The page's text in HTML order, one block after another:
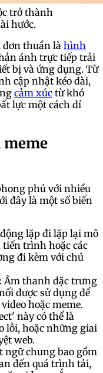
trở thành
hước.
đơn thuần là hình
ánh trực tiếp trải
bị và ứng dụng. Từ
cập nhật kéo dài,
cảm xúc từ khó
lực một cách dí
meme
phú với nhiều
đây là một số biến
lặp đi lặp lại mô
trình hoặc các
đi kèm với chú
Âm thanh đặc trưng
được sử dụng để
hoặc meme.
này có thể là
lỗi, hoặc những giai
web.
ngữ chung bao gồm
đến quá trình tải,